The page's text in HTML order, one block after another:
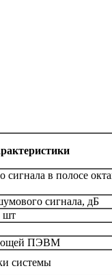
сигнала в полосе
сигнала, дБ
шт
ПЭВМ
системы